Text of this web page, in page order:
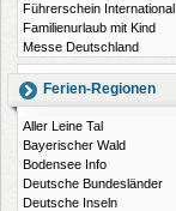
Führerschein International
Familienurlaub mit Kind
Messe Deutschland
Ferien-Regionen
Aller Leine Tal
Bayerischer Wald
Bodensee Info
Deutsche Bundesländer
Deutsche Inseln